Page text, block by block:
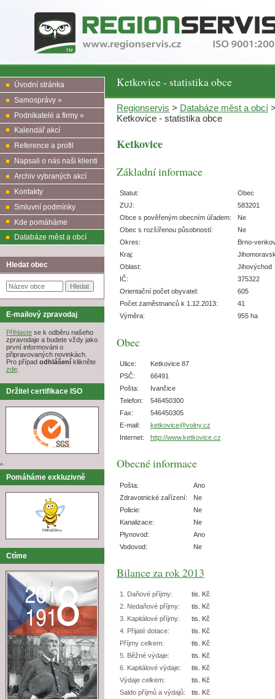
Ketkovice - statistika obce
Úvodní stránka
Samosprávy »
Podnikatelé a firmy »
Kalendář akcí
Reference a profil
Napsali o nás naši klienti
Archiv vybraných akcí
Kontakty
Smluvní podmínky
Kde pomáháme
Databáze měst a obcí
Hledat obec
E-mailový zpravodaj
Přihlaste se k odběru našeho
zpravodaje a budete vždy jako
první informováni o
připravovaných novinkách.
Pro případ odhlášení klikněte
zde.
Držitel certifikace ISO
^
Pomáháme exkluzivně
Ctíme
Regionservis > Databáze měst a obcí
Ketkovice - statistika obce
Ketkovice
Základní informace
Statut:
Obec
ZUJ:
583201
Obce s pověřeným obecním úřadem:
Ne
Obec s rozšířenou působností:
Ne
Okres:
Brno-
Kraj:
Oblast:
Jihovýchod
IČ:
375322
Orientační počet obyvatel:
605
Počet zaměstnanců k 1.12.2013:
41
Výměra:
955 ha
Obec
Ulice:
Ketkovice 87
PSČ:
66491
Pošta:
Ivančice
Telefon:
546450300
Fax:
546450305
E-mail:
ketkovice@volny.cz
Internet:
http://www.ketkovice.cz
Obecné informace
Pošta:
Ano
Zdravotnické zařízení:
Ne
Policie:
Ne
Kanalizace:
Ne
Plynovod:
Ano
Vodovod:
Ne
Bilance za rok 2013
1. Daňové příjmy:
tis. Kč
2. Nedaňové příjmy:
tis. Kč
3. Kapitálové příjmy:
tis. Kč
4. Přijaté dotace:
tis. Kč
Příjmy celkem:
tis. Kč
5. Běžné výdaje:
tis. Kč
6. Kapitálové výdaje:
tis. Kč
Výdaje celkem:
tis. Kč
Saldo příjmů a výdajů:
tis. Kč